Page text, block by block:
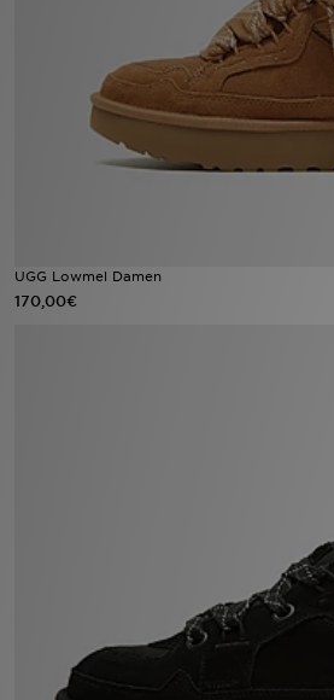
UGG Lowmel Damen
170,00€